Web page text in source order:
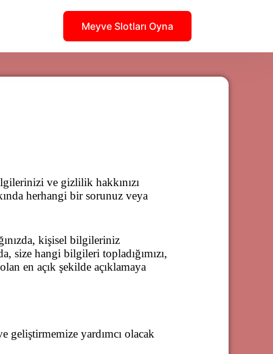
Meyve Slotları Oyna
ve gizlilik hakkınızı
herhangi bir sorunuz veya
kişisel bilgileriniz
hangi bilgileri topladığımızı,
en açık şekilde açıklamaya
geliştirmemize yardımcı olacak